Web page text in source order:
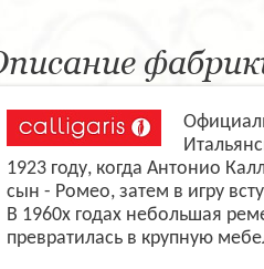
1923 году, когда Антонио
сын - Ромео, затем в игру
В 1960х годах небольшая
превратилась в крупную